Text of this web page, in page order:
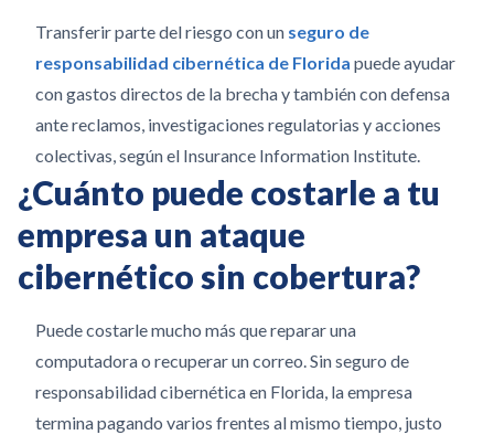
Transferir parte del riesgo con un seguro de
responsabilidad cibernética de Florida puede ayudar
con gastos directos de la brecha y también con defensa
ante reclamos, investigaciones regulatorias y acciones
colectivas, según el Insurance Information Institute.
¿Cuánto puede costarle a tu
empresa un ataque
cibernético sin cobertura?
Puede costarle mucho más que reparar una
computadora o recuperar un correo. Sin seguro de
responsabilidad cibernética en Florida, la empresa
termina pagando varios frentes al mismo tiempo, justo